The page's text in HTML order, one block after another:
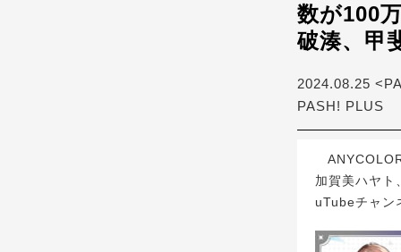
数が100
破湊、甲
2024.08.25
PASH! PLUS
加賀美ハヤ
uTubeチャン